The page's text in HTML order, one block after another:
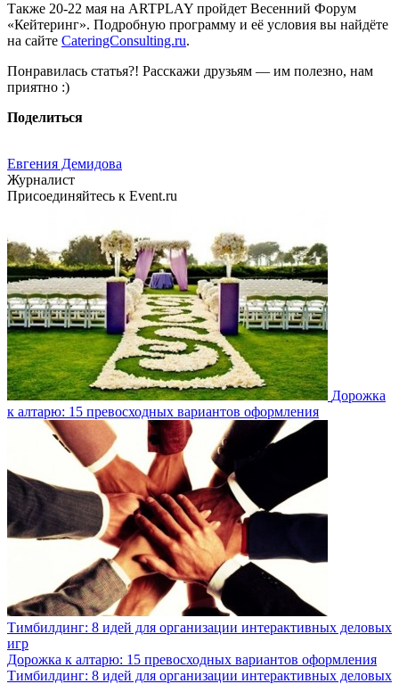
Также 20-22 мая на ARTPLAY пройдет Весенний Форум
«Кейтеринг». Подробную программу и её условия вы найдёте
на сайте CateringConsulting.ru.
Понравилась статья?! Расскажи друзьям — им полезно, нам
приятно :)
Поделиться
Евгения Демидова
Журналист
Присоединяйтесь к Event.ru
Дорожка
к алтарю: 15 превосходных вариантов оформления
Тимбилдинг: 8 идей для организации интерактивных деловых
игр
Дорожка к алтарю: 15 превосходных вариантов оформления
Тимбилдинг: 8 идей для организации интерактивных деловых